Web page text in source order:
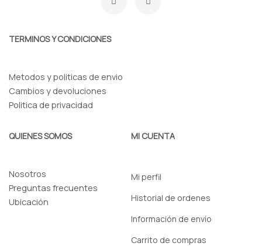
TERMINOS Y CONDICIONES
Metodos y politicas de envio
Cambios y devoluciones
Politica de privacidad
QUIENES SOMOS
Nosotros
Preguntas frecuentes
Ubicación
MI CUENTA
Mi perfil
Historial de ordenes
Información de envío
Carrito de compras